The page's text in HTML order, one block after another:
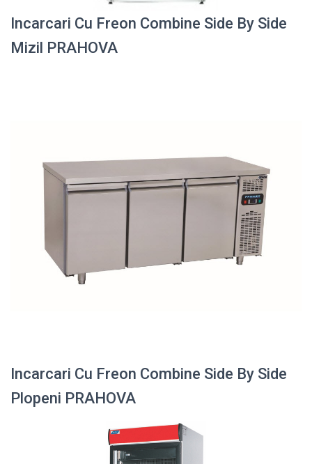
Incarcari Cu Freon Combine Side By Side
Mizil PRAHOVA
Incarcari Cu Freon Combine Side By Side
Plopeni PRAHOVA